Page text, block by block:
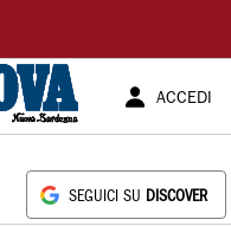
ACCEDI
SEGUICI SU DISCOVER